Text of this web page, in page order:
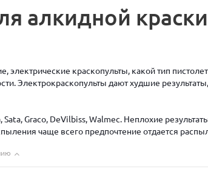
алкидной
краскопульты, какой тип
Электрокраскопульты дают худшие
Graco, DeVilbiss, Walmec. Неплохие
чаще всего предпочтение отдается